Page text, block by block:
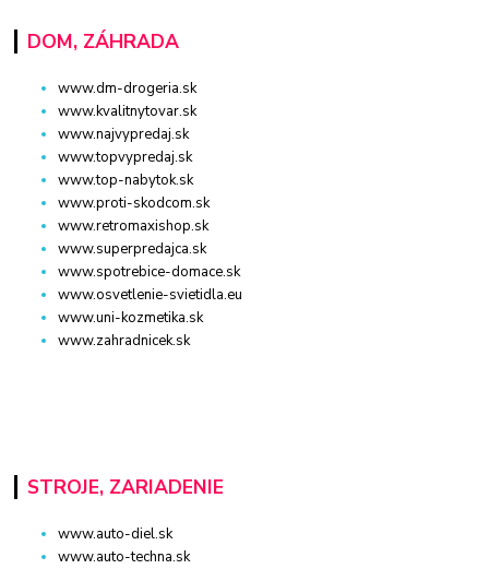
DOM, ZÁHRADA
www.dm-drogeria.sk
www.kvalitnytovar.sk
www.najvypredaj.sk
www.topvypredaj.sk
www.top-nabytok.sk
www.proti-skodcom.sk
www.retromaxishop.sk
www.superpredajca.sk
www.spotrebice-domace.sk
www.osvetlenie-svietidla.eu
www.uni-kozmetika.sk
www.zahradnicek.sk
STROJE, ZARIADENIE
www.auto-diel.sk
www.auto-techna.sk